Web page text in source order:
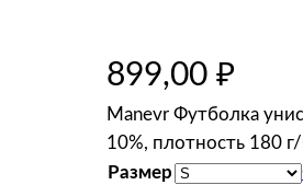
899,00 ₽
Manevr Футболка
10%, плотность 180
Размер